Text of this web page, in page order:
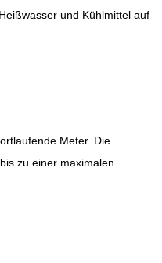
und Kühlmittel auf
Meter. Die
zu einer maximalen